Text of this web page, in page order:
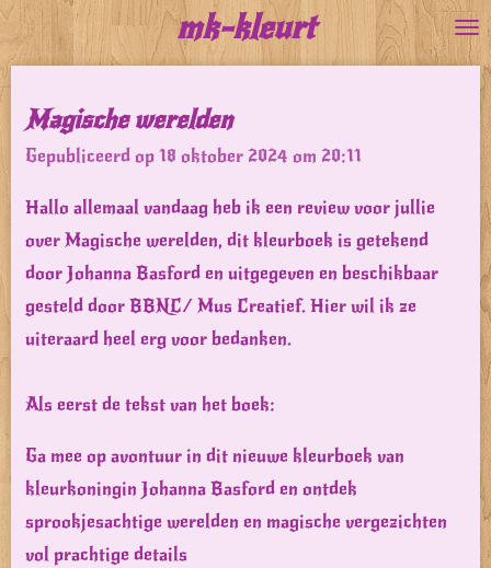
direct
de
hoofdinhoud
mk-kleurt
Magische werelden
Gepubliceerd op 18 oktober 2024 om 20:11
Hallo allemaal vandaag heb ik een review voor jullie
over Magische werelden, dit kleurboek is getekend
door Johanna Basford en uitgegeven en beschikbaar
gesteld door BBNC/ Mus Creatief. Hier wil ik ze
uiteraard heel erg voor bedanken.
Als eerst de tekst van het boek:
Ga mee op avontuur in dit nieuwe kleurboek van
kleurkoningin Johanna Basford en ontdek
sprookjesachtige werelden en magische vergezichten
vol prachtige details